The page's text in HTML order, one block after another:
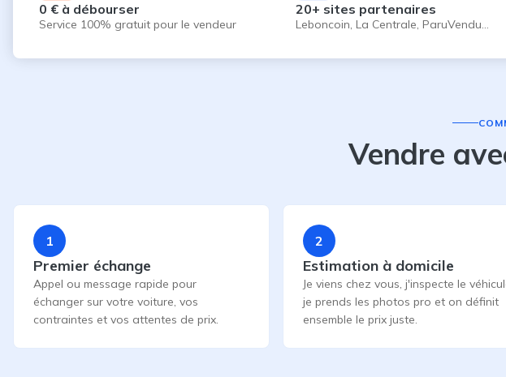
0 € à débourser
Service 100% gratuit pour le vendeur
20+ sites partenaires
Leboncoin, La Centrale, ParuVendu…
Vendre
1
Premier échange
Appel ou message rapide pour
échanger sur votre voiture, vos
contraintes et vos attentes de prix.
2
Estimation à domicile
Je viens chez vous, j'inspecte le
je prends les photos pro et on définit
ensemble le prix juste.